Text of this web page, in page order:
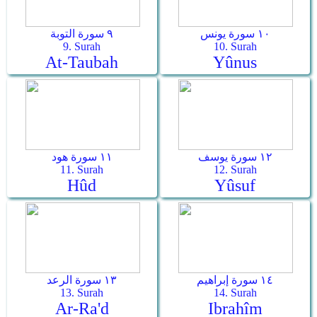
٩ سورة التوبة
9. Surah
At-Taubah
١٠ سورة يونس
10. Surah
Yûnus
١١ سورة هود
11. Surah
Hûd
١٢ سورة يوسف
12. Surah
Yûsuf
١٣ سورة الرعد
13. Surah
Ar-Ra'd
١٤ سورة إبراهيم
14. Surah
Ibrahîm